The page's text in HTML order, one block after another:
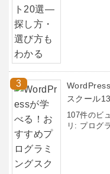
スクール
107件のビ
リ: プログ